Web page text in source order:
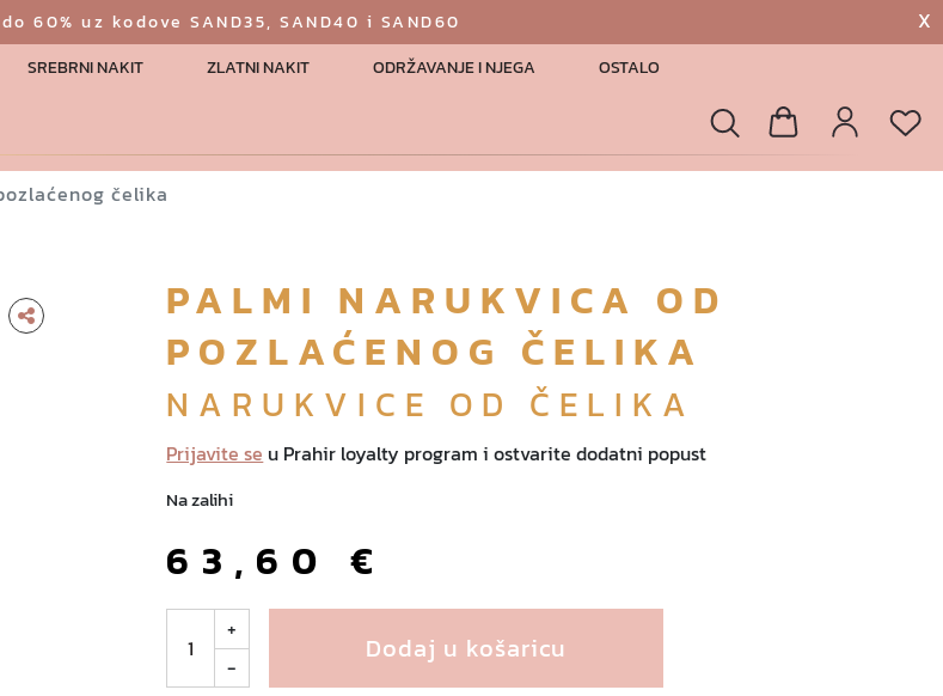
60% uz kodove SAND35, SAND40 i SAND60 X
SREBRNI NAKIT ZLATNI NAKIT ODRŽAVANJE I NJEGA OSTALO
Pretraga
čelika
PALMI NARUKVICA OD
POZLAĆENOG ČELIKA
NARUKVICE OD ČELIKA
Prijavite se u Prahir loyalty program i ostvarite dodatni popust
Na zalihi
63,60 €
l
+
-
Dodaj u košaricu